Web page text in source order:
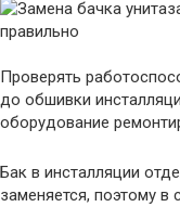
Проверять
до обшивки
оборудование
Бак в инсталляции
заменяется, поэтому в